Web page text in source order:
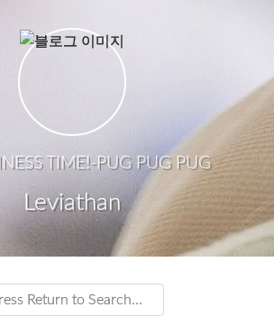
TIME!-PUG PUG PUG
Leviathan